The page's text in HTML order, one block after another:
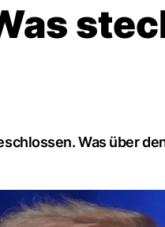
Was über